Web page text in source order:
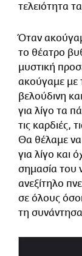
τελειότητα
Όταν
το θέατρο
μυστική
ακούγαμε με
βελούδινη
για λίγο τα
τις καρδιές,
Θα θέλαμε
για λίγο και
σημασία του
ανεξίτηλο
σε όλους
τη